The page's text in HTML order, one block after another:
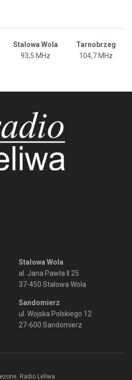
Stalowa Wola
Tarnobrzeg
93,5 MHz 104,7 MHz
Stalowa Wola
al. Jana Pawła II 25
37-450 Stalowa Wola
Sandomierz
ul. Wojska Polskiego 12
27-600 Sandomierz
Radio Leliwa